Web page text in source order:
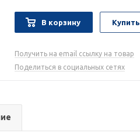
В корзину
Получить на email ссылку на товар
Поделиться в социальных сетях